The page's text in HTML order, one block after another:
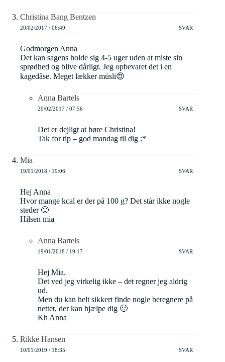
Christina Bang Bentzen
20/02/2017 / 06:49 SVAR
Godmorgen Anna
Det kan sagens holde sig 4-5 uger uden at miste sin
sprødhed og blive dårligt. Jeg opbevaret det i en
kagedåse. Meget lækker müsli😍
Anna Bartels
20/02/2017 / 07:56 SVAR
Det er dejligt at høre Christina!
Tak for tip – god mandag til dig :*
Mia
19/01/2018 / 19:06 SVAR
Hej Anna
Hvor mange kcal er der på 100 g? Det står ikke nogle
steder 🙂
Hilsen mia
Anna Bartels
19/01/2018 / 19:17 SVAR
Hej Mia.
Det ved jeg virkelig ikke – det regner jeg aldrig
ud.
Men du kan helt sikkert finde nogle beregnere på
nettet, der kan hjælpe dig 🙂
Kh Anna
Rikke Hansen
10/01/2019 / 18:35 SVAR